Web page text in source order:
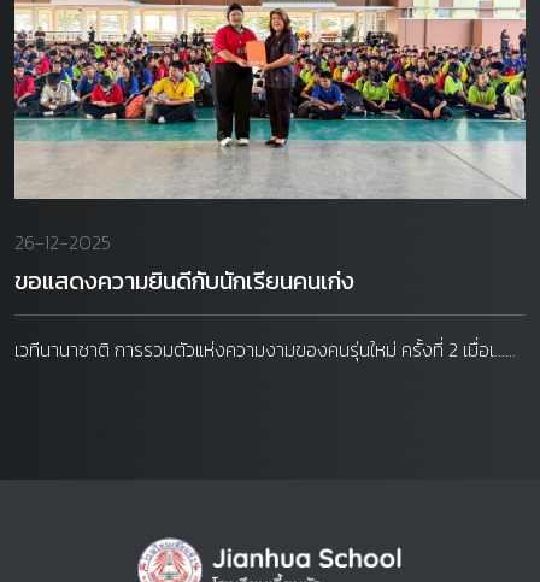
26-12-2025
ขอแสดงความยินดีกับนักเรียนคนเก่ง
เวทีนานาชาติ การรวมตัวแห่งความงามของคนรุ่นใหม่ ครั้งที่ 2 เมื่อเ......